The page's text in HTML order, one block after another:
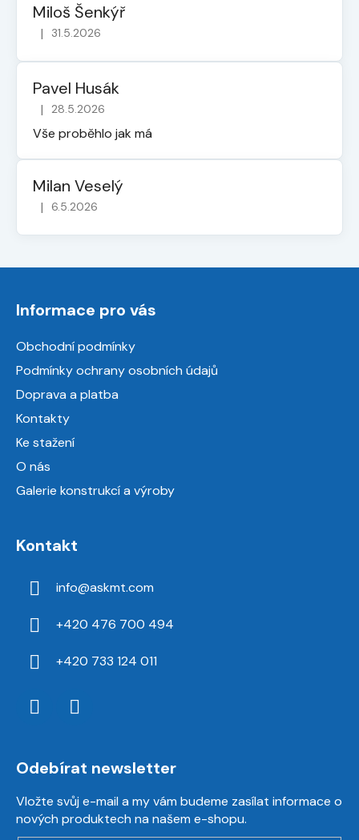
Miloš Šenkýř
Hodnocení obchodu je 5 z 5 hvězdiček.
| 31.5.2026
Pavel Husák
Hodnocení obchodu je 5 z 5 hvězdiček.
| 28.5.2026
Vše proběhlo jak má
Milan Veselý
Hodnocení obchodu je 5 z 5 hvězdiček.
| 6.5.2026
Informace pro vás
Obchodní podmínky
Podmínky ochrany osobních údajů
Doprava a platba
Kontakty
Ke stažení
O nás
Galerie konstrukcí a výroby
Kontakt
info@askmt.com
+420 476 700 494
+420 733 124 011
Odebírat newsletter
Vložte svůj e-mail a my vám budeme zasílat informace o
nových produktech na našem e-shopu.